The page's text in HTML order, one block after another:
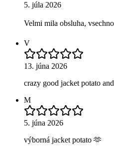
5. júla 2026
Velmi mila obsluha,
V
13. júna 2026
crazy good jacket potato
M
5. júna 2026
výborná jacket potato 🫶